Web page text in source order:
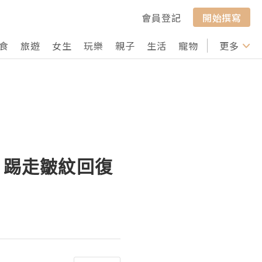
會員登記
開始撰寫
旅遊 女生 玩樂 親子 生活 寵物 行山 打卡
更多
走皺紋回復